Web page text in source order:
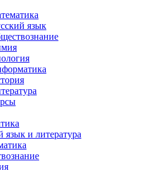
язык
язык и литература